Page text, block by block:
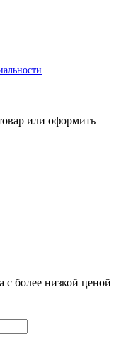
или оформить
с более низкой ценой